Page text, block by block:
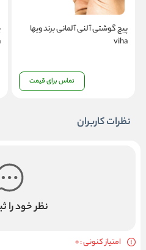
پیچ گوشتی آلنی آلمانی برند ویها
viha
تماس برای قیمت
نظرات کاربران
نظر خود را
امتیاز کنونی : 0